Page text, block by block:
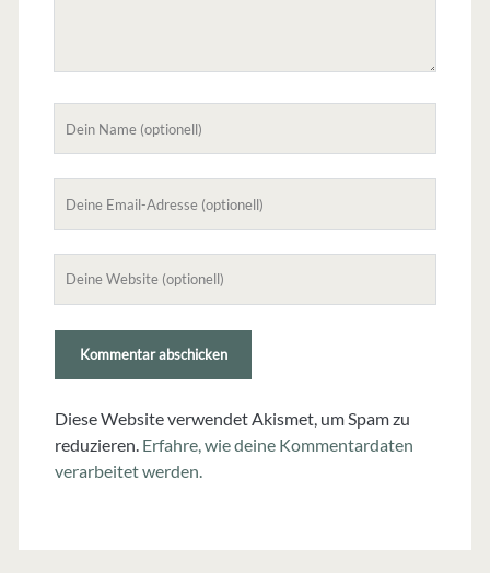
erforderlich)
Diese Website verwendet Akismet, um Spam zu
reduzieren. Erfahre, wie deine Kommentardaten
verarbeitet werden.